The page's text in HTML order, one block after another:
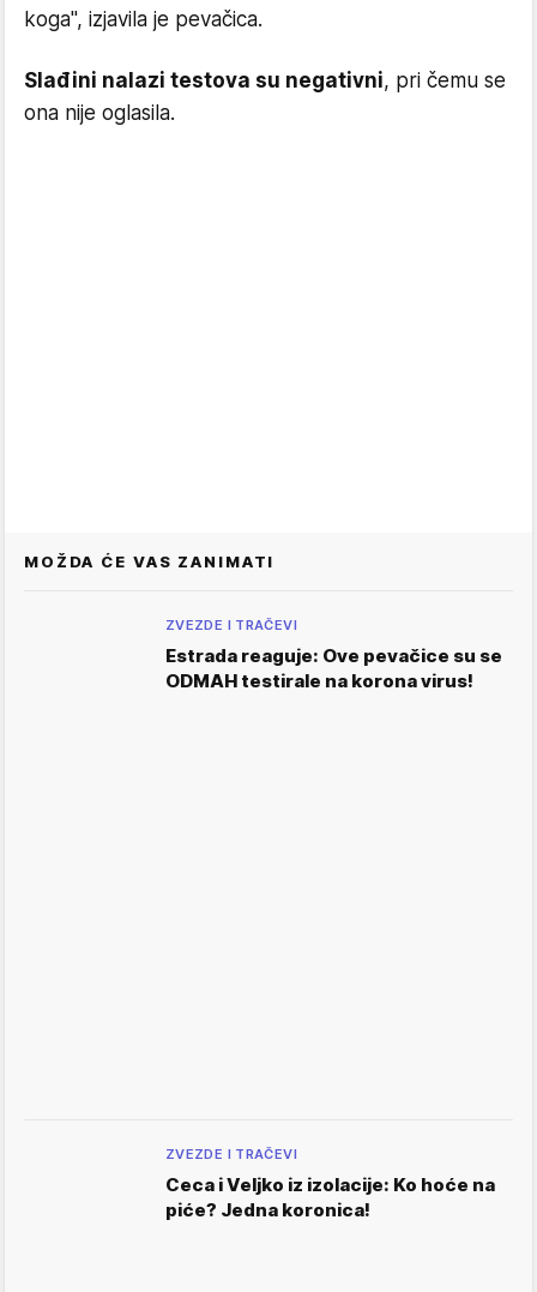
koga", izjavila je pevačica.
Slađini nalazi testova su negativni, pri čemu se
ona nije oglasila.
MOŽDA ĆE VAS ZANIMATI
ZVEZDE I TRAČEVI
Estrada reaguje: Ove pevačice su se
ODMAH testirale na korona virus!
ZVEZDE I TRAČEVI
Ceca i Veljko iz izolacije: Ko hoće na
piće? Jedna koronica!